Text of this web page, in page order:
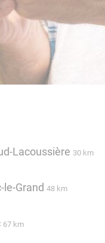
Lacoussière 30 km
Grand 48 km
67 km